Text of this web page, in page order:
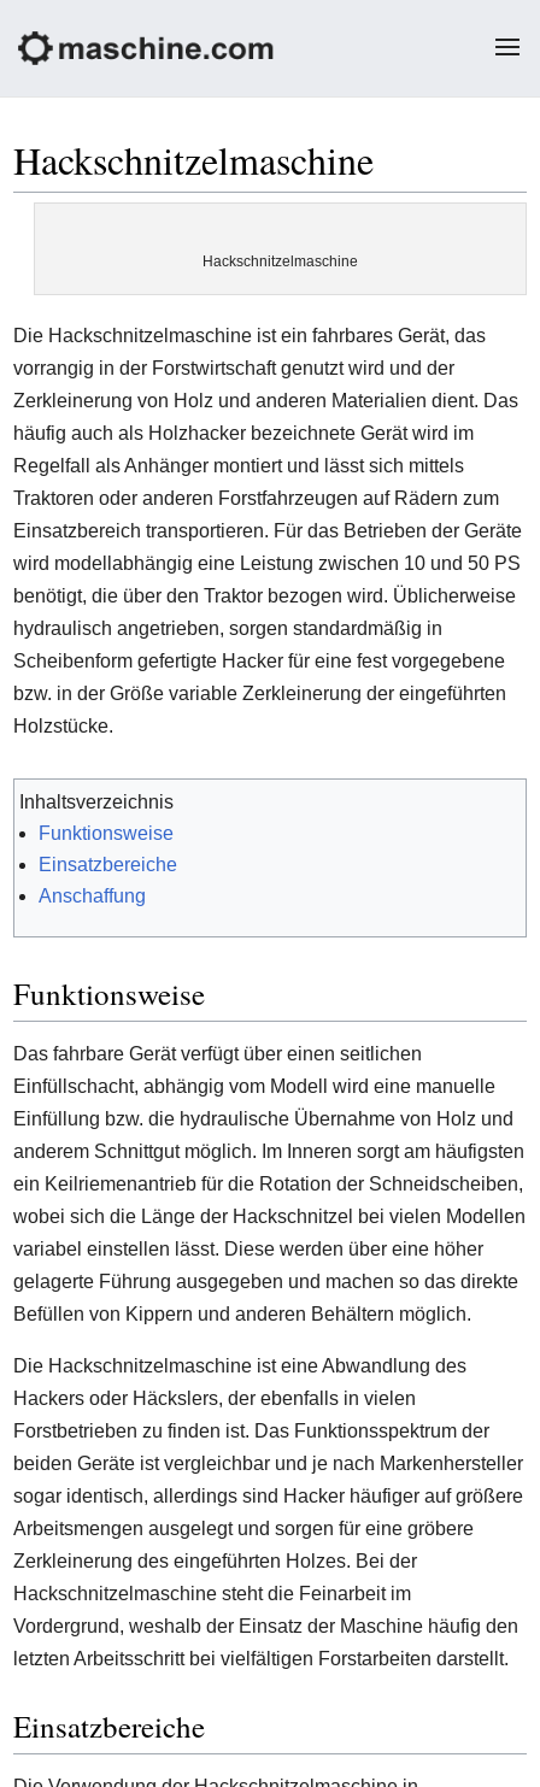
Hackschnitzelmaschine
Hackschnitzelmaschine
Die Hackschnitzelmaschine ist ein fahrbares Gerät, das
vorrangig in der Forstwirtschaft genutzt wird und der
Zerkleinerung von Holz und anderen Materialien dient. Das
häufig auch als Holzhacker bezeichnete Gerät wird im
Regelfall als Anhänger montiert und lässt sich mittels
Traktoren oder anderen Forstfahrzeugen auf Rädern zum
Einsatzbereich transportieren. Für das Betrieben der Geräte
wird modellabhängig eine Leistung zwischen 10 und 50 PS
benötigt, die über den Traktor bezogen wird. Üblicherweise
hydraulisch angetrieben, sorgen standardmäßig in
Scheibenform gefertigte Hacker für eine fest vorgegebene
bzw. in der Größe variable Zerkleinerung der eingeführten
Holzstücke.
Inhaltsverzeichnis
Funktionsweise
Einsatzbereiche
Anschaffung
Funktionsweise
Das fahrbare Gerät verfügt über einen seitlichen
Einfüllschacht, abhängig vom Modell wird eine manuelle
Einfüllung bzw. die hydraulische Übernahme von Holz und
anderem Schnittgut möglich. Im Inneren sorgt am häufigsten
ein Keilriemenantrieb für die Rotation der Schneidscheiben,
wobei sich die Länge der Hackschnitzel bei vielen Modellen
variabel einstellen lässt. Diese werden über eine höher
gelagerte Führung ausgegeben und machen so das direkte
Befüllen von Kippern und anderen Behältern möglich.
Die Hackschnitzelmaschine ist eine Abwandlung des
Hackers oder Häckslers, der ebenfalls in vielen
Forstbetrieben zu finden ist. Das Funktionsspektrum der
beiden Geräte ist vergleichbar und je nach Markenhersteller
sogar identisch, allerdings sind Hacker häufiger auf größere
Arbeitsmengen ausgelegt und sorgen für eine gröbere
Zerkleinerung des eingeführten Holzes. Bei der
Hackschnitzelmaschine steht die Feinarbeit im
Vordergrund, weshalb der Einsatz der Maschine häufig den
letzten Arbeitsschritt bei vielfältigen Forstarbeiten darstellt.
Einsatzbereiche